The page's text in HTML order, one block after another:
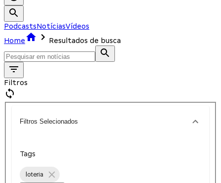
PodcastsNotíciasVídeos
Home
Resultados de busca
Filtros
Filtros Selecionados
Tags
loteria